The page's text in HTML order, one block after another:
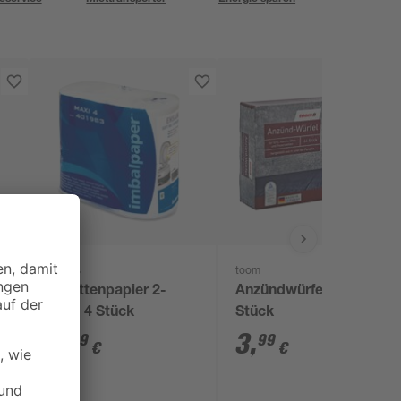
Enders
Toilettenpapier 2-
lagig 4 Stück
99 €
toom
Anzündwürfel 64
Stück
3,99 €